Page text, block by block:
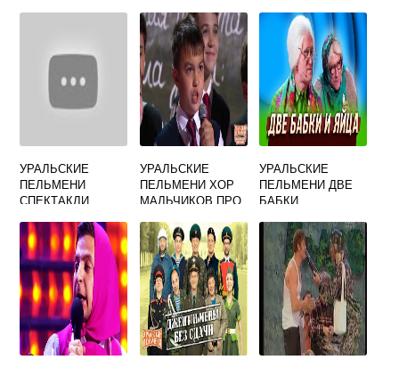
УРАЛЬСКИЕ
ПЕЛЬМЕНИ
СПЕКТАКЛИ
УРАЛЬСКИЕ
ПЕЛЬМЕНИ ХОР
МАЛЬЧИКОВ ПРО
УРАЛЬСКИЕ
ПЕЛЬМЕНИ ДВЕ
БАБКИ